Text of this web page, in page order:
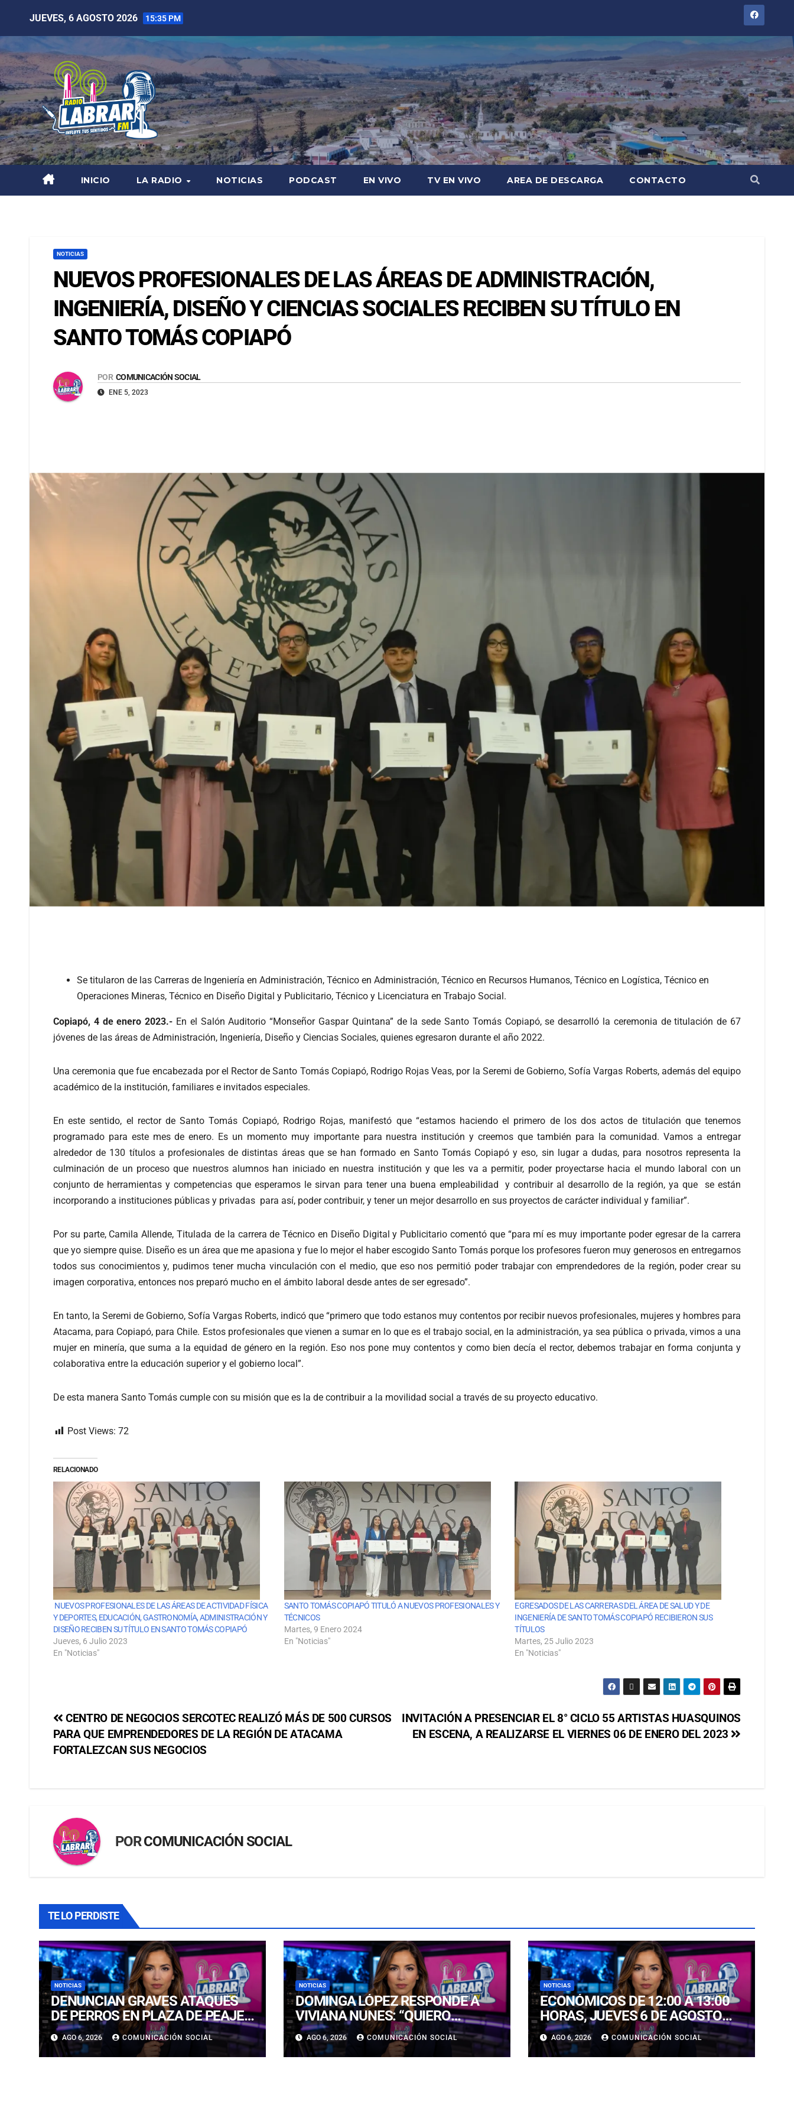
JUEVES, 6 AGOSTO 2026 15:35 PM
INICIO LA RADIO NOTICIAS PODCAST EN VIVO TV EN VIVO AREA DE DESCARGA CONTACTO
NOTICIAS
NUEVOS PROFESIONALES DE LAS ÁREAS DE ADMINISTRACIÓN,
INGENIERÍA, DISEÑO Y CIENCIAS SOCIALES RECIBEN SU TÍTULO EN
SANTO TOMÁS COPIAPÓ
POR COMUNICACIÓN SOCIAL
ENE 5, 2023
Se titularon de las Carreras de Ingeniería en Administración, Técnico en Administración, Técnico en Recursos Humanos, Técnico en Logística, Técnico en
Operaciones Mineras, Técnico en Diseño Digital y Publicitario, Técnico y Licenciatura en Trabajo Social.
Copiapó, 4 de enero 2023.- En el Salón Auditorio “Monseñor Gaspar Quintana” de la sede Santo Tomás Copiapó, se desarrolló la ceremonia de titulación de 67
jóvenes de las áreas de Administración, Ingeniería, Diseño y Ciencias Sociales, quienes egresaron durante el año 2022.
Una ceremonia que fue encabezada por el Rector de Santo Tomás Copiapó, Rodrigo Rojas Veas, por la Seremi de Gobierno, Sofía Vargas Roberts, además del equipo
académico de la institución, familiares e invitados especiales.
En este sentido, el rector de Santo Tomás Copiapó, Rodrigo Rojas, manifestó que “estamos haciendo el primero de los dos actos de titulación que tenemos
programado para este mes de enero. Es un momento muy importante para nuestra institución y creemos que también para la comunidad. Vamos a entregar
alrededor de 130 títulos a profesionales de distintas áreas que se han formado en Santo Tomás Copiapó y eso, sin lugar a dudas, para nosotros representa la
culminación de un proceso que nuestros alumnos han iniciado en nuestra institución y que les va a permitir, poder proyectarse hacia el mundo laboral con un
conjunto de herramientas y competencias que esperamos le sirvan para tener una buena empleabilidad y contribuir al desarrollo de la región, ya que se están
incorporando a instituciones públicas y privadas para así, poder contribuir, y tener un mejor desarrollo en sus proyectos de carácter individual y familiar”.
Por su parte, Camila Allende, Titulada de la carrera de Técnico en Diseño Digital y Publicitario comentó que “para mí es muy importante poder egresar de la carrera
que yo siempre quise. Diseño es un área que me apasiona y fue lo mejor el haber escogido Santo Tomás porque los profesores fueron muy generosos en entregarnos
todos sus conocimientos y, pudimos tener mucha vinculación con el medio, que eso nos permitió poder trabajar con emprendedores de la región, poder crear su
imagen corporativa, entonces nos preparó mucho en el ámbito laboral desde antes de ser egresado”.
En tanto, la Seremi de Gobierno, Sofía Vargas Roberts, indicó que “primero que todo estanos muy contentos por recibir nuevos profesionales, mujeres y hombres para
Atacama, para Copiapó, para Chile. Estos profesionales que vienen a sumar en lo que es el trabajo social, en la administración, ya sea pública o privada, vimos a una
mujer en minería, que suma a la equidad de género en la región. Eso nos pone muy contentos y como bien decía el rector, debemos trabajar en forma conjunta y
colaborativa entre la educación superior y el gobierno local”.
De esta manera Santo Tomás cumple con su misión que es la de contribuir a la movilidad social a través de su proyecto educativo.
Post Views: 72
RELACIONADO
NUEVOS PROFESIONALES DE LAS ÁREAS DE ACTIVIDAD FÍSICA
Y DEPORTES, EDUCACIÓN, GASTRONOMÍA, ADMINISTRACIÓN Y
DISEÑO RECIBEN SU TÍTULO EN SANTO TOMÁS COPIAPÓ
Jueves, 6 Julio 2023
En "Noticias"
SANTO TOMÁS COPIAPÓ TITULÓ A NUEVOS PROFESIONALES Y
TÉCNICOS
Martes, 9 Enero 2024
En "Noticias"
EGRESADOS DE LAS CARRERAS DEL ÁREA DE SALUD Y DE
INGENIERÍA DE SANTO TOMÁS COPIAPÓ RECIBIERON SUS
TÍTULOS
Martes, 25 Julio 2023
En "Noticias"
INVITACIÓN A PRESENCIAR EL 8° CICLO 55 ARTISTAS HUASQUINOS
EN ESCENA, A REALIZARSE EL VIERNES 06 DE ENERO DEL 2023
CENTRO DE NEGOCIOS SERCOTEC REALIZÓ MÁS DE 500 CURSOS
PARA QUE EMPRENDEDORES DE LA REGIÓN DE ATACAMA
FORTALEZCAN SUS NEGOCIOS
PORCOMUNICACIÓN SOCIAL
TE LO PERDISTE
NOTICIAS
DENUNCIAN GRAVES ATAQUES
DE PERROS EN PLAZA DE PEAJE
Y BARRIO RESIDENCIAL EN
COPIAPÓ
AGO 6, 2026 COMUNICACIÓN SOCIAL
NOTICIAS
DOMINGA LÓPEZ RESPONDE A
VIVIANA NUNES: “QUIERO
LLEGAR, NI SIQUIERA AL TOP 5, A
LA CORONA”
AGO 6, 2026 COMUNICACIÓN SOCIAL
NOTICIAS
ECONÓMICOS DE 12:00 A 13:00
HORAS, JUEVES 6 DE AGOSTO
2026
AGO 6, 2026 COMUNICACIÓN SOCIAL